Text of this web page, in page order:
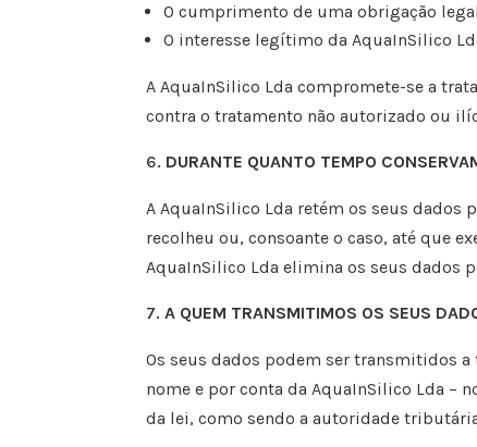
O cumprimento de uma obrigação
O interesse legítimo daAquaInSilico
AAquaInSilico Ldacompromete-se a
contra o tratamento não autorizado ou
DURANTE QUANTO TEMPO
AAquaInSilico Lda retém os seus dados
recolheu ou, consoante o caso, até que
AquaInSilico Ldaelimina os seus dados
A QUEM TRANSMITIMOS OS SEUS
Os seus dados podem ser transmitidos
nome e por conta daAquaInSilico Lda –
da lei, como sendo a autoridade